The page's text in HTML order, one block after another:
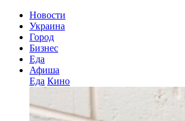
Новости
Украина
Город
Бизнес
Еда
Афиша
Еда Кино